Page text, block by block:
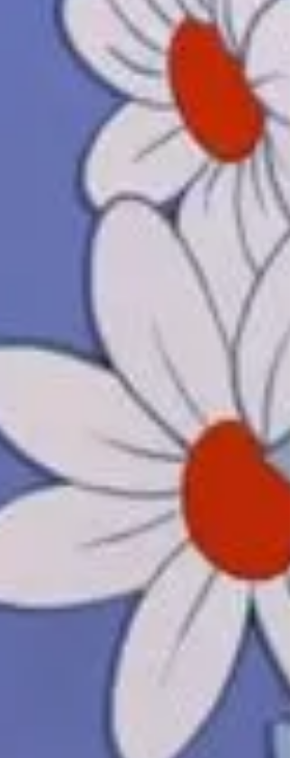
זהו בלוג יצירתי עשיר בתוכן ויזואלי, שמדבר אל קהל
השראה בתחום האמנות, צבעי מים, רקמה ידנית, סדנאות
וחיים איטיים ומודעים.